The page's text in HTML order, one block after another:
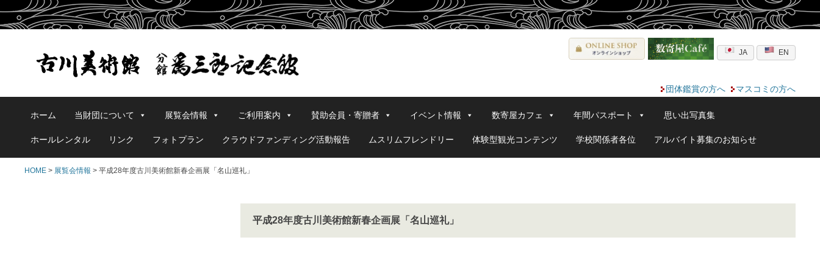
JA EN
団体鑑賞の方へ マスコミの方へ
ホーム 当財団について 展覧会情報 ご利用案内 賛助会員・寄贈者 イベント情報 数寄屋カフェ 年間パスポート 思い出写真集
ホールレンタル リンク フォトプラン クラウドファンディング活動報告 ムスリムフレンドリー 体験型観光コンテンツ 学校関係者各位 アルバイト募集のお知らせ
HOME > 展覧会情報 > 平成28年度古川美術館新春企画展「名山巡礼」
平成28年度古川美術館新春企画展「名山巡礼」